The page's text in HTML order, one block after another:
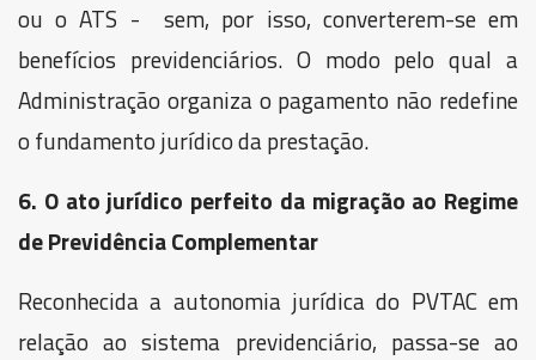
ou o ATS - sem, por isso, converterem-se em
benefícios previdenciários. O modo pelo qual a
Administração organiza o pagamento não redefine
o fundamento jurídico da prestação.
6. O ato jurídico perfeito da migração ao Regime
de Previdência Complementar
Reconhecida a autonomia jurídica do PVTAC em
relação ao sistema previdenciário, passa-se ao